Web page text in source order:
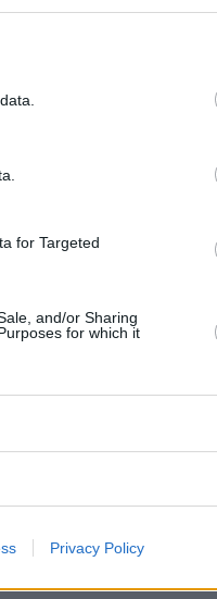
for Targeted
and/or Sharing
for which it
Privacy Policy
παιδιά με τη
του
προτού η
είχε ερωτηθεί
τη διάρκεια μιας
LBC, όπου
ο ίδιος το 1995,
ανύπαντρες